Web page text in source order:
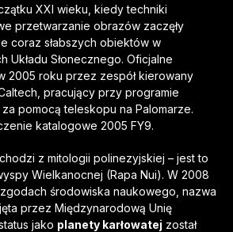
XXI wieku, kiedy techniki
przetwarzanie obrazów zaczęły
coraz słabszych obiektów w
Układu Słonecznego. Oficjalne
2005 roku przez zespół kierowany
pracujący przy programie
pomocą teleskopu na Palomarze.
katalogowe 2005 FY9.
z mitologii polinezyjskiej – jest to
Wielkanocnej (Rapa Nui). W 2008
środowiska naukowego, nazwa
przez Międzynarodową Unię
jako planety karłowatej został